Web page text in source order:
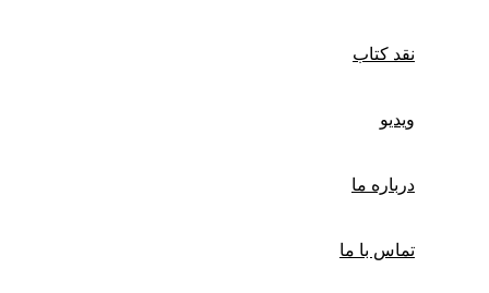
نقد کتاب
ویدیو
درباره‌ ما
تماس با ما